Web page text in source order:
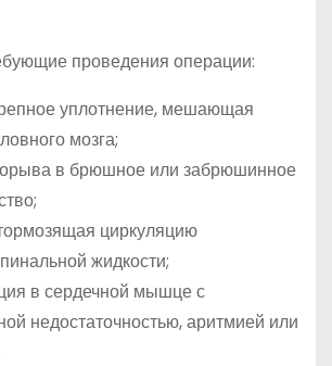
проведения операции:
уплотнение, мешающая
мозга;
в брюшное или забрюшинное
циркуляцию
жидкости;
в сердечной мышце с
недостаточностью, аритмией или